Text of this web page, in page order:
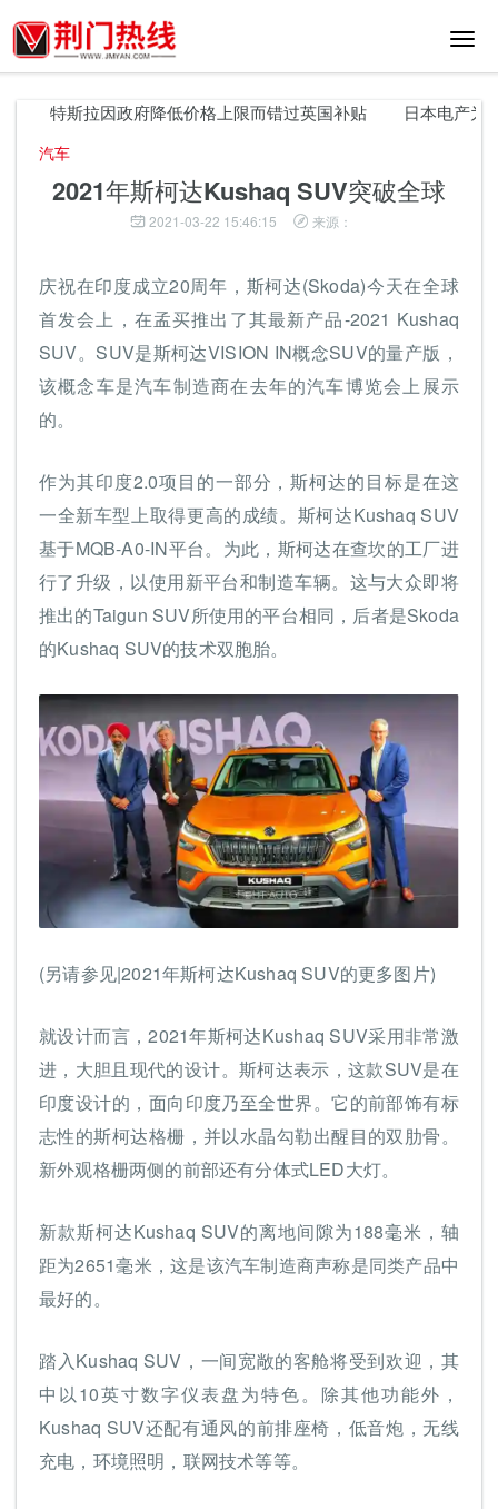
切
航
特斯拉因政府降低价格上限而错过英国补贴 日本电产为富
汽车
2021年斯柯达Kushaq SUV突破全球
2021-03-22 15:46:15 来源：
庆祝在印度成立20周年，斯柯达(Skoda)今天在全球
首发会上，在孟买推出了其最新产品-2021 Kushaq
SUV。SUV是斯柯达VISION IN概念SUV的量产版，
该概念车是汽车制造商在去年的汽车博览会上展示
的。
作为其印度2.0项目的一部分，斯柯达的目标是在这
一全新车型上取得更高的成绩。斯柯达Kushaq SUV
基于MQB-A0-IN平台。为此，斯柯达在查坎的工厂进
行了升级，以使用新平台和制造车辆。这与大众即将
推出的Taigun SUV所使用的平台相同，后者是Skoda
的Kushaq SUV的技术双胞胎。
(另请参见|2021年斯柯达Kushaq SUV的更多图片)
就设计而言，2021年斯柯达Kushaq SUV采用非常激
进，大胆且现代的设计。斯柯达表示，这款SUV是在
印度设计的，面向印度乃至全世界。它的前部饰有标
志性的斯柯达格栅，并以水晶勾勒出醒目的双肋骨。
新外观格栅两侧的前部还有分体式LED大灯。
新款斯柯达Kushaq SUV的离地间隙为188毫米，轴
距为2651毫米，这是该汽车制造商声称是同类产品中
最好的。
踏入Kushaq SUV，一间宽敞的客舱将受到欢迎，其
中以10英寸数字仪表盘为特色。除其他功能外，
Kushaq SUV还配有通风的前排座椅，低音炮，无线
充电，环境照明，联网技术等等。